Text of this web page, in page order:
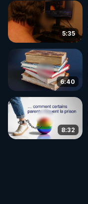
5:35
6:40
8:32